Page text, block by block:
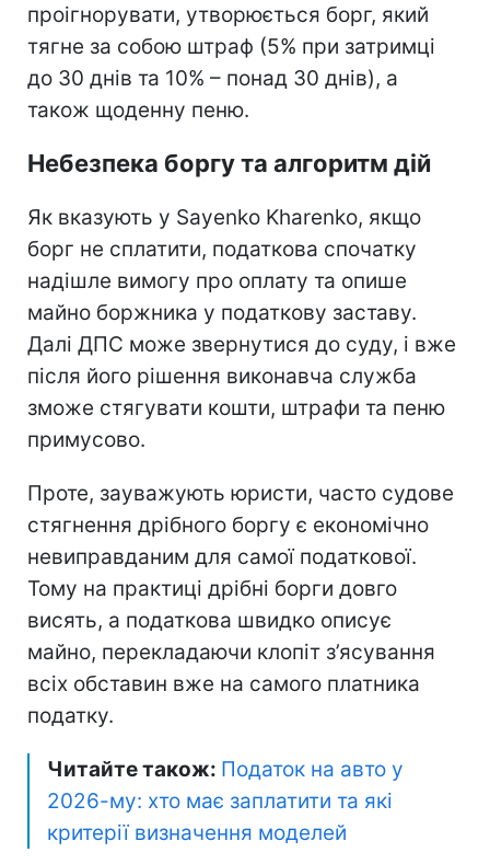
проігнорувати, утворюється борг, який
тягне за собою штраф (5% при затримці
до 30 днів та 10% – понад 30 днів), а
також щоденну пеню.
Небезпека боргу та алгоритм дій
Як вказують у Sayenko Kharenko, якщо
борг не сплатити, податкова спочатку
надішле вимогу про оплату та опише
майно боржника у податкову заставу.
Далі ДПС може звернутися до суду, і вже
після його рішення виконавча служба
зможе стягувати кошти, штрафи та пеню
примусово.
Проте, зауважують юристи, часто судове
стягнення дрібного боргу є економічно
невиправданим для самої податкової.
Тому на практиці дрібні борги довго
висять, а податкова швидко описує
майно, перекладаючи клопіт з’ясування
всіх обставин вже на самого платника
податку.
Читайте також: Податок на авто у
2026-му: хто має заплатити та які
критерії визначення моделей